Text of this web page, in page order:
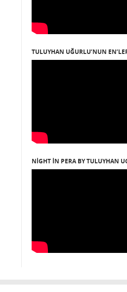
TULUYHAN UĞURLU’NUN
NIGHT IN PERA BY TULUYHAN